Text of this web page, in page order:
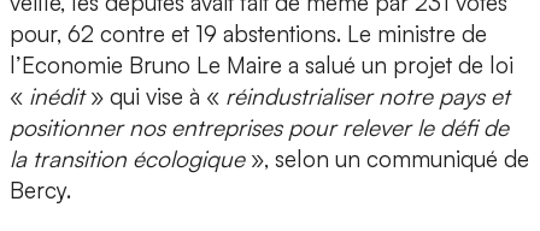
pour, 62 contre et 19 abstentions. Le ministre de
l’Economie Bruno Le Maire a salué un projet de loi
« inédit» qui vise à « réindustrialiser notre pays et
positionner nos entreprises pour relever le défi de
la transition écologique», selon un communiqué de
Bercy.